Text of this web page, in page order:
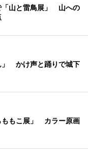
「山と雷鳥展」 山への
」 かけ声と踊りで城下
ももこ展」 カラー原画